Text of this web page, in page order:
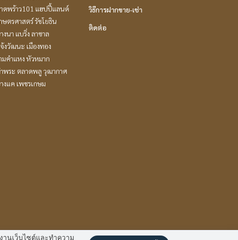
ดพร้าว101 แฮปปี้แลนด์
ษตรศาสตร์ รัชโยธิน
งนา แบริ่ง ลาซาล
งวัฒนะ เมืองทอง
มคำแหง หัวหมาก
พระ ตลาดพลู วุฒากาศ
งแค เพชรเกษม
วิธีการฝากขาย-เช่า
ติดต่อ
านเว็บไซต์และทำความ